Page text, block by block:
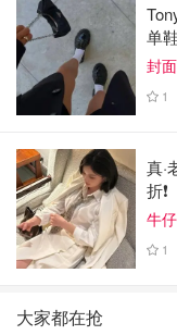
单
封
1
真·
折❗️
牛
1
大家都在抢